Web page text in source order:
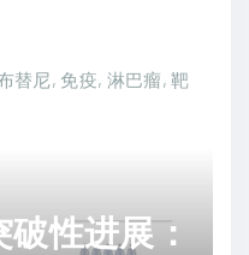
替尼 免疫 淋巴瘤 靶
性进展：